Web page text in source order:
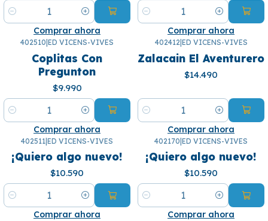
Cantidad
Comprar ahora
Cantidad
Comprar ahora
402510 ED VICENS-VIVES
Coplitas Con
Pregunton
$9.990
Cantidad
Comprar ahora
402412 ED VICENS-VIVES
Zalacain El Aventurero
$14.490
Cantidad
Comprar ahora
402511|ED VICENS-VIVES
¡Quiero algo nuevo!
$10.590
Cantidad
Comprar ahora
402170|ED VICENS-VIVES
¡Quiero algo nuevo!
$10.590
Cantidad
Comprar ahora